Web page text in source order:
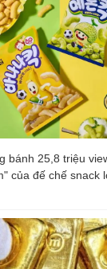
bánh 25,8 triệu
của đế chế snack